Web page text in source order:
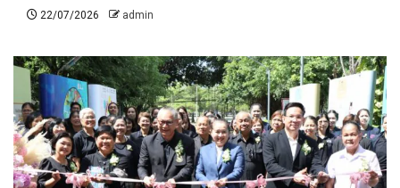
22/07/2026 admin